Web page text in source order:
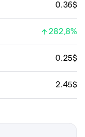
0.36$
282,8%
0.25$
2.45$